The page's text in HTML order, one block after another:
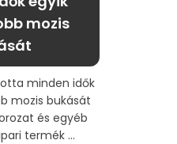
mozis
minden idők
mozis bukását
és egyéb
termék ...